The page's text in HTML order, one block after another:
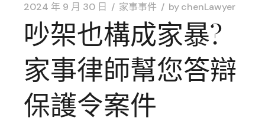
2024 年 9 月 30 日 家事事件 bychenLawyer
吵架也構成家暴?
家事律師幫您答辯
保護令案件